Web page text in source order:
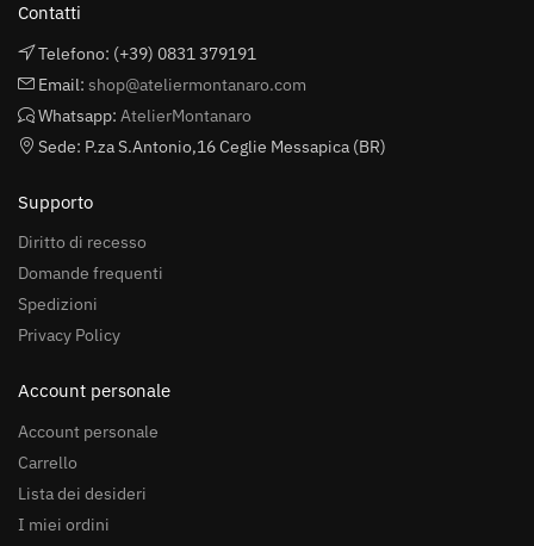
Contatti
Telefono: (+39) 0831 379191
Email: shop@ateliermontanaro.com
Whatsapp: AtelierMontanaro
Sede: P.za S.Antonio,16 Ceglie Messapica (BR)
Supporto
Diritto di recesso
Domande frequenti
Spedizioni
Privacy Policy
Account personale
Account personale
Carrello
Lista dei desideri
I miei ordini